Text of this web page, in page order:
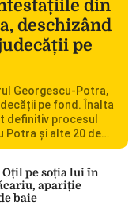
din
deschizând
pe
Georgescu-Potra,
pe fond. Înalta
definitiv procesul
Potra și alte 20 de
împotriva
preliminară,
[…]
pe soția lui în
apariție
baie